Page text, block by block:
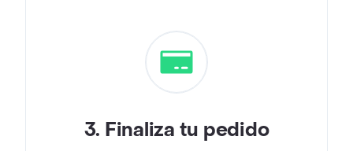
3. Finaliza tu pedido